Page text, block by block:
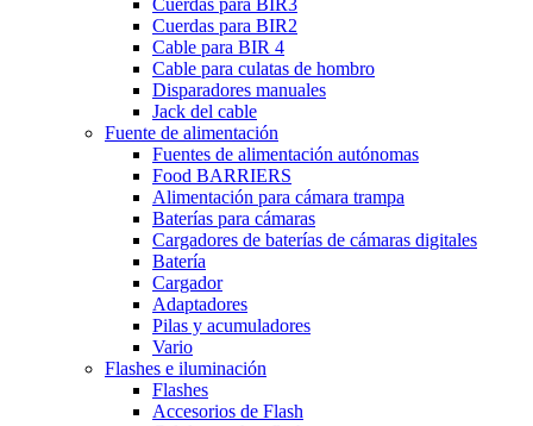
Cuerdas para BIR3
Cuerdas para BIR2
Cable para BIR 4
Cable para culatas de hombro
Disparadores manuales
Jack del cable
Fuente de alimentación
Fuentes de alimentación autónomas
Food BARRIERS
Alimentación para cámara trampa
Baterías para cámaras
Cargadores de baterías de cámaras digitales
Batería
Cargador
Adaptadores
Pilas y acumuladores
Vario
Flashes e iluminación
Flashes
Accesorios de Flash